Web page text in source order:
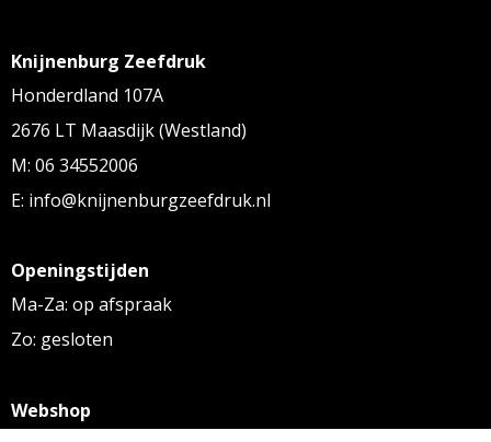
Knijnenburg Zeefdruk
Honderdland 107A
2676 LT Maasdijk (Westland)
M: 06 34552006
E: info@knijnenburgzeefdruk.nl
Openingstijden
Ma-Za: op afspraak
Zo: gesloten
Webshop